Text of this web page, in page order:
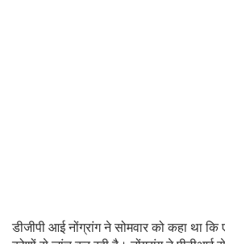
डीजीपी आई नोंग्रांग ने सोमवार को कहा था